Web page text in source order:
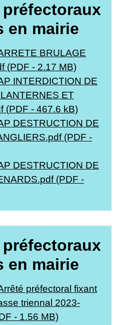
en mairie
BRULAGE
(PDF - 2.17 MB)
INTERDICTION DE
ET
(PDF - 467.6 kB)
DESTRUCTION DE
(PDF -
DESTRUCTION DE
(PDF -
en mairie
préfectoral fixant
triennal 2023-
- 1.56 MB)